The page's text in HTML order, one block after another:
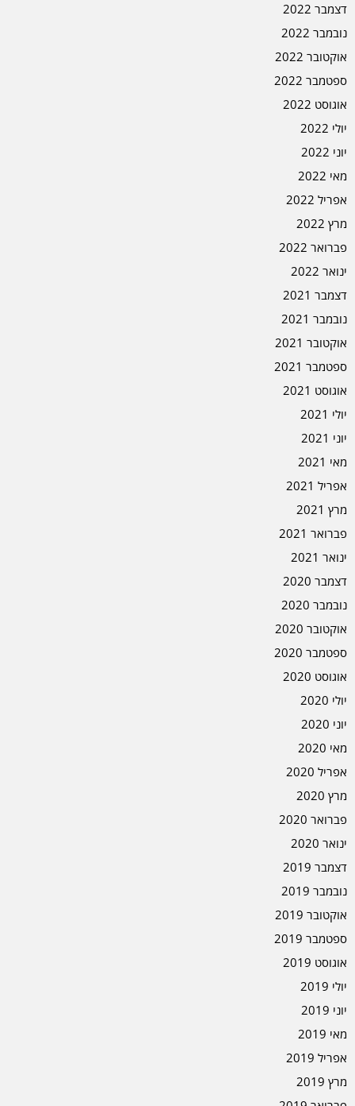
דצמבר 2022
נובמבר 2022
אוקטובר 2022
ספטמבר 2022
אוגוסט 2022
יולי 2022
יוני 2022
מאי 2022
אפריל 2022
מרץ 2022
פברואר 2022
ינואר 2022
דצמבר 2021
נובמבר 2021
אוקטובר 2021
ספטמבר 2021
אוגוסט 2021
יולי 2021
יוני 2021
מאי 2021
אפריל 2021
מרץ 2021
פברואר 2021
ינואר 2021
דצמבר 2020
נובמבר 2020
אוקטובר 2020
ספטמבר 2020
אוגוסט 2020
יולי 2020
יוני 2020
מאי 2020
אפריל 2020
מרץ 2020
פברואר 2020
ינואר 2020
דצמבר 2019
נובמבר 2019
אוקטובר 2019
ספטמבר 2019
אוגוסט 2019
יולי 2019
יוני 2019
מאי 2019
אפריל 2019
מרץ 2019